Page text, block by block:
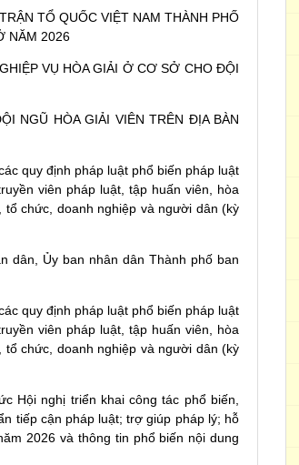
TỔ QUỐC VIỆT NAM THÀNH PHỐ
NĂM 2026
VỤ HÒA GIẢI Ở CƠ SỞ CHO ĐỘI
NGŨ HÒA GIẢI VIÊN TRÊN ĐỊA BÀN
quy định pháp luật phổ biến pháp luật
viên pháp luật, tập huấn viên, hòa
chức, doanh nghiệp và người dân (kỳ
dân, Ủy ban nhân dân Thành phố ban
quy định pháp luật phổ biến pháp luật
viên pháp luật, tập huấn viên, hòa
chức, doanh nghiệp và người dân (kỳ
Hội nghị triển khai công tác phổ biến,
tiếp cận pháp luật; trợ giúp pháp lý; hỗ
2026 và thông tin phổ biến nội dung